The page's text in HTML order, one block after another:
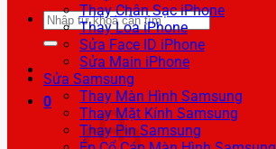
Tìm
kiếm:
0
Thay Chân Sạc iPhone
Thay Loa iPhone
Sửa Face ID iPhone
Sửa Main iPhone
Sửa Samsung
Thay Màn Hình Samsung
Thay Mặt Kính Samsung
Thay Pin Samsung